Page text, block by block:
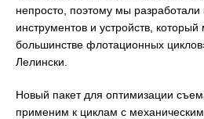
непросто, поэтому мы разработали
инструментов и устройств,
большинстве флотационных
Лелински.
Новый пакет для оптимизации
применим к циклам с